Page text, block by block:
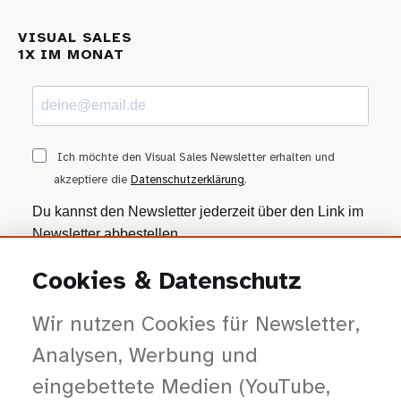
VISUAL SALES
1X IM MONAT
Ich möchte den Visual Sales Newsletter erhalten und
akzeptiere die Datenschutzerklärung.
Du kannst den Newsletter jederzeit über den Link im
Newsletter abbestellen.
ANMELDEN
Wir nutzen Brevo als Marketing-Plattform. Mit dem Absenden stimmst du zu, dass
deine Daten zur Bearbeitung an Brevo übertragen werden — gemäß der
Datenschutzerklärung von Brevo.
Cookies & Datenschutz
Wir nutzen Cookies für Newsletter,
Analysen, Werbung und
eingebettete Medien (YouTube,